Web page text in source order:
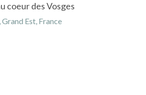
coeur des Vosges
Est, France